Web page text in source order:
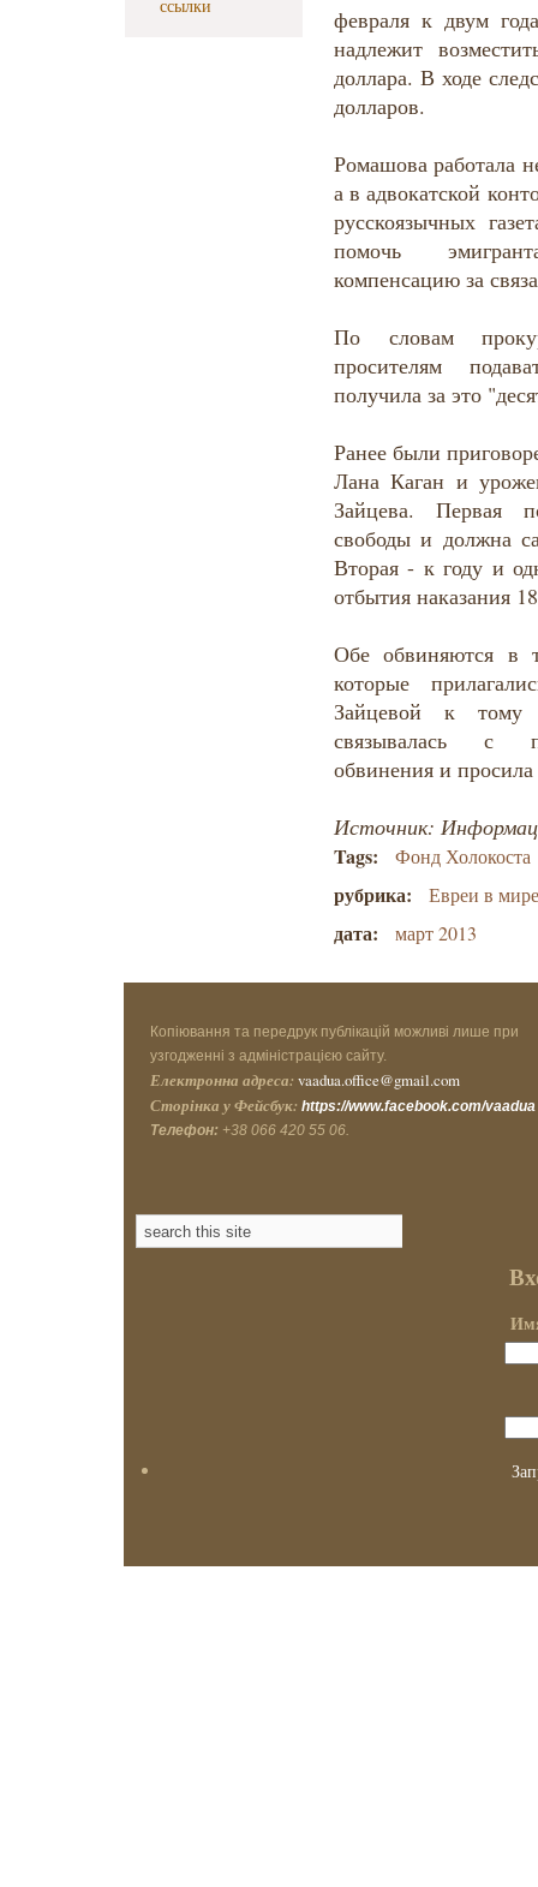
ссылки
февраля к двум
надлежит
доллара. В ходе
долларов.
Ромашова работала
а в адвокатской
русскоязычных
помочь
компенсацию за
По словам
просителям
получила за это
Ранее были
Лана Каган и
Зайцева. Первая
свободы и должна
Вторая - к году и
отбытия наказания
Обе обвиняются в
которые
Зайцевой к
связывалась с
обвинения и
Источник:
Tags: Фонд Холокоста
рубрика: Евреи в
дата: март 2013
Копіювання та передрук публікацій можливі лише при
узгодженні з адміністрацією сайту.
Електронна адреса: vaadua.office@gmail.com
Сторінка у Фейсбук: https://www.facebook.com/vaadua
Телефон: +38 066 420 55 06.